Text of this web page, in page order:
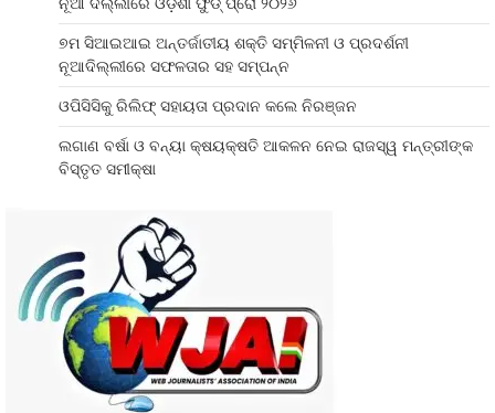
୭ମ ସିଆଇଆଇ ଅନ୍ତର୍ଜାତୀୟ ଶକ୍ତି ସମ୍ମିଳନୀ ଓ ପ୍ରଦର୍ଶନୀ
ନୂଆଦିଲ୍ଲୀରେ ସଫଳତାର ସହ ସମ୍ପନ୍ନ
ଓପିସିସିକୁ ରିଲିଫ୍ ସହାୟତା ପ୍ରଦାନ କଲେ ନିରଞ୍ଜନ
ଲଗାଣ ବର୍ଷା ଓ ବନ୍ୟା କ୍ଷୟକ୍ଷତି ଆକଳନ ନେଇ ରାଜସ୍ୱ ମନ୍ତ୍ରୀଙ୍କ
ବିସ୍ତୃତ ସମୀକ୍ଷା